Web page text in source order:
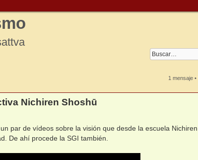
1 mensaje
Nichiren Shoshū
par de vídeos sobre la visión que desde la escuela
De ahí procede la SGI también.